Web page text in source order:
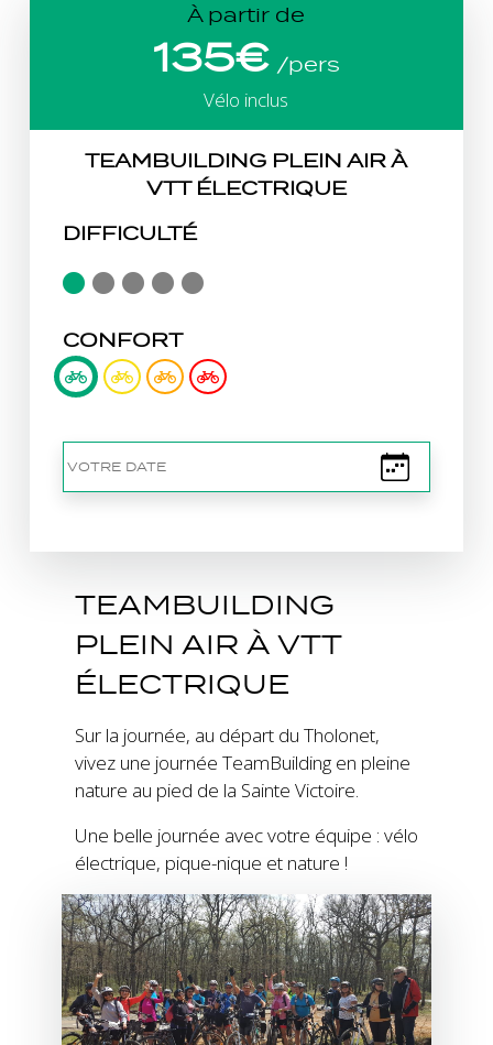
À partir de
135€ /pers
Vélo inclus
TEAMBUILDING PLEIN AIR À
VTT ÉLECTRIQUE
DIFFICULTÉ
CONFORT
TEAMBUILDING
PLEIN AIR À VTT
ÉLECTRIQUE
Sur la journée, au départ du Tholonet,
vivez une journée TeamBuilding en pleine
nature au pied de la Sainte Victoire.
Une belle journée avec votre équipe : vélo
électrique, pique-nique et nature !